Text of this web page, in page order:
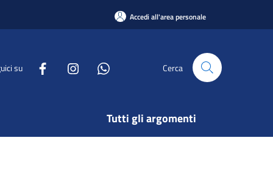
Accedi all'area personale
su Cerca
Tutti gli argomenti